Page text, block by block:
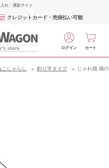
れ・通販サイト
クレジットカード・売掛払い可能
ログイン カート
こじゃらし 釣り竿タイプ じゃれ猫 猫